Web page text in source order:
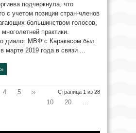
подчеркнула, что
с учетом позиции стран-членов
большинством голосов,
практики.
диалог МВФ с Каракасом был
марте 2019 года в связи ...
Страница 1 из 28
4 5
»
10
20
...